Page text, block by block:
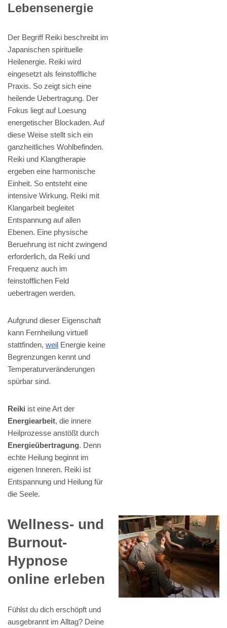
Lebensenergie
Der Begriff Reiki beschreibt im
Japanischen spirituelle
Heilenergie. Reiki wird
eingesetzt als feinstoffliche
Praxis. So zeigt sich eine
heilende Uebertragung. Der
Fokus liegt auf Loesung
energetischer Blockaden. Auf
diese Weise stellt sich ein
ganzheitliches Wohlbefinden.
Reiki und Klangtherapie
ergeben eine harmonische
Einheit. So entsteht eine
intensive Wirkung. Reiki mit
Klangarbeit begleitet
Entspannung auf allen
Ebenen. Eine physische
Beruehrung ist nicht zwingend
erforderlich, da Reiki und
Frequenz auch im
feinstofflichen Feld
uebertragen werden.
Aufgrund dieser Eigenschaft
kann Fernheilung virtuell
stattfinden, weil Energie keine
Begrenzungen kennt und
Temperaturveränderungen
spürbar sind.
Reiki ist eine Art der
Energiearbeit, die innere
Heilprozesse anstößt durch
Energieübertragung. Denn
echte Heilung beginnt im
eigenen Inneren. Reiki ist
Entspannung und Heilung für
die Seele.
Wellness- und
Burnout-
Hypnose
online erleben
Fühlst du dich erschöpft und
ausgebrannt im Alltag? Deine